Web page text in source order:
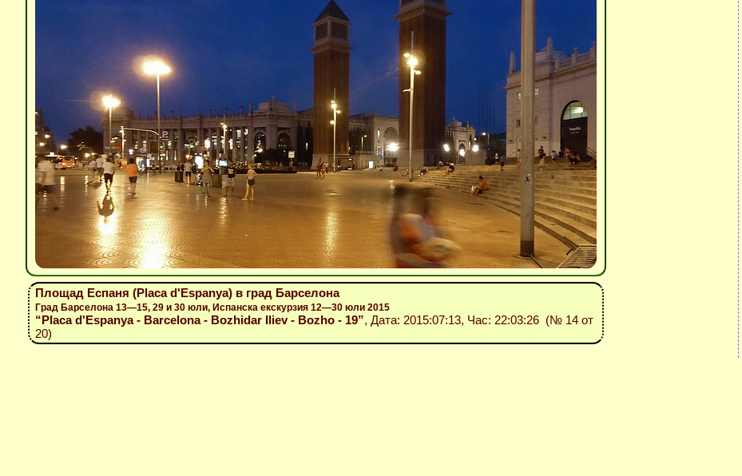
Площад Еспаня (Placa d'Espanya) в град Барселона
Град Барселона 13—15, 29 и 30 юли, Испанска екскурзия 12—30 юли 2015
“Placa d'Espanya - Barcelona - Bozhidar Iliev - Bozho - 19”, Дата: 2015:07:13, Час: 22:03:26 (№ 14 от
20)